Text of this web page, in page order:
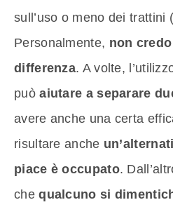
sull’uso o meno dei trattini
Personalmente, non
differenza. A volte,
puòaiutare a separare
avere anche una certa
risultare anche
piace è occupato.
chequalcuno si